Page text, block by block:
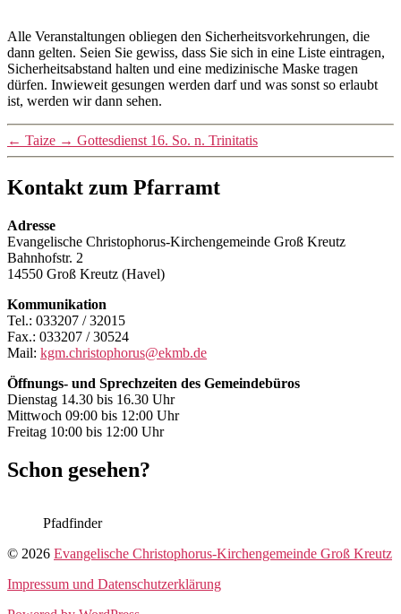
Alle Veranstaltungen obliegen den Sicherheitsvorkehrungen, die
dann gelten. Seien Sie gewiss, dass Sie sich in eine Liste eintragen,
Sicherheitsabstand halten und eine medizinische Maske tragen
dürfen. Inwieweit gesungen werden darf und was sonst so erlaubt
ist, werden wir dann sehen.
← Taize → Gottesdienst 16. So. n. Trinitatis
Kontakt zum Pfarramt
Adresse
Evangelische Christophorus-Kirchengemeinde Groß Kreutz
Bahnhofstr. 2
14550 Groß Kreutz (Havel)
Kommunikation
Tel.: 033207 / 32015
Fax.: 033207 / 30524
Mail: kgm.christophorus@ekmb.de
Öffnungs- und Sprechzeiten des Gemeindebüros
Dienstag 14.30 bis 16.30 Uhr
Mittwoch 09:00 bis 12:00 Uhr
Freitag 10:00 bis 12:00 Uhr
Schon gesehen?
Pfadfinder
© 2026 Evangelische Christophorus-Kirchengemeinde Groß Kreutz
Impressum und Datenschutzerklärung